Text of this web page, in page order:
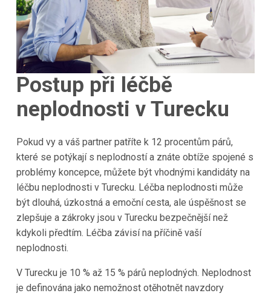
Postup při léčbě
neplodnosti v Turecku
Pokud vy a váš partner patříte k 12 procentům párů,
které se potýkají s neplodností a znáte obtíže spojené s
problémy koncepce, můžete být vhodnými kandidáty na
léčbu neplodnosti v Turecku. Léčba neplodnosti může
být dlouhá, úzkostná a emoční cesta, ale úspěšnost se
zlepšuje a zákroky jsou v Turecku bezpečnější než
kdykoli předtím. Léčba závisí na příčině vaší
neplodnosti.
V Turecku je 10 % až 15 % párů neplodných. Neplodnost
je definována jako nemožnost otěhotnět navzdory